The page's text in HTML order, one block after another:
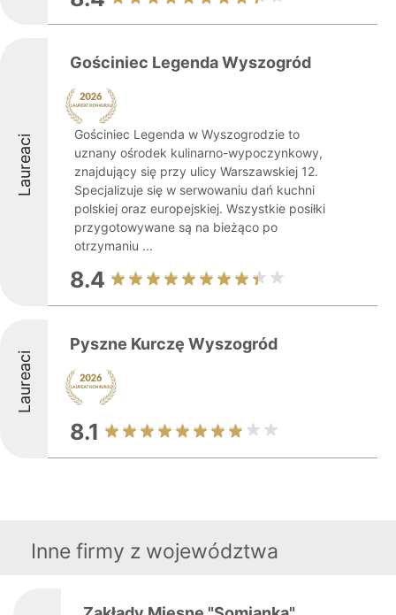
Laureaci
Gościniec Legenda Wyszogród
Gościniec Legenda w Wyszogrodzie to
uznany ośrodek kulinarno-wypoczynkowy,
znajdujący się przy ulicy Warszawskiej 12.
Specjalizuje się w serwowaniu dań kuchni
polskiej oraz europejskiej. Wszystkie posiłki
przygotowywane są na bieżąco po
otrzymaniu ...
8.4
Laureaci
Pyszne Kurczę Wyszogród
8.1
Inne firmy z województwa